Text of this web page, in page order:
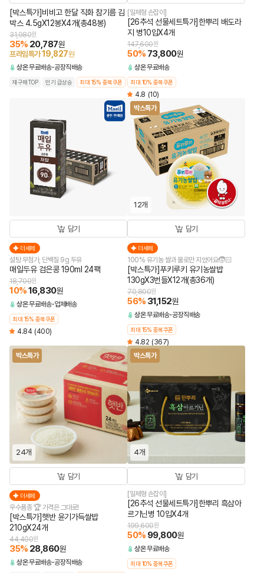
[박스특가]비비고 한달 직화 참기름 김
박스 4.5gX12봉X4개(총48봉)
31,980원
35% 20,787원
프라임특가19,827원
상온무료배송 공장직배송
재구매TOP 인기 급상승 최대 15% 중복쿠폰
[일체형 손잡이]
[26추석 선물세트특가]한뿌리 배도라
지 병10입X4개
147,600원
50% 73,800원
상온무료배송
최대 10% 중복쿠폰
4.8 (10)
담기
더세페
설탕 무첨가, 단백질 9g 두유
매일두유 검은콩 190ml 24팩
18,700원
10%16,830원
상온무료배송 업체배송
최대 15% 중복쿠폰
4.84 (400)
박스특가
12개
담기
더세페
100% 유기농 쌀과 물로만 지었어요🧒🏻
[박스특가]푸키루키 유기농쌀밥
130gX3번들X12개(총36개)
70,800원
56% 31,152원
상온무료배송 공장직배송
최대 15% 중복쿠폰
4.82 (367)
박스특가
24개
담기
더세페
우수품종 🏆 가격은 그대로!
[박스특가]햇반 윤기가득쌀밥
210gX24개
44,400원
35% 28,860원
상온무료배송 공장직배송
박스특가
4개
담기
[일체형 손잡이]
[26추석 선물세트특가]한뿌리 흑삼아
르기닌병 10입X4개
199,600원
50% 99,800원
상온무료배송
최대 10% 중복쿠폰